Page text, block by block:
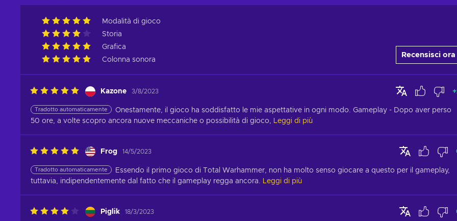
Modalità di gioco
Storia
Grafica
Colonna sonora
Recensisci ora
Kazone 3/8/2023 +
Tradotto automaticamente
Onestamente, il gioco ha soddisfatto le mie aspettative in ogni modo. Gameplay - Dopo aver perso
50 ore, a volte scopro ancora nuove meccaniche o possibilità di gioco, Leggi di più
Frog 14/5/2023
Tradotto automaticamente
Essendo il primo gioco di Total Warhammer, non ha molto senso giocare a questo per il gameplay,
tuttavia, indipendentemente dal fatto che il gameplay regga ancora. Leggi di più
Piglik 18/3/2023